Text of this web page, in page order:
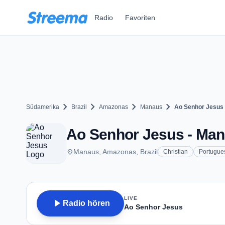
Radio Favoriten
Südamerika chevron_right Brazil chevron_right Amazonas chevron_right Manaus chevron_right Ao Senhor Jesus
Ao Senhor Jesus -
placeManaus, Amazonas, Brazil Christian
play_arrow Radio hören
LIVE
Ao Senhor Jesus